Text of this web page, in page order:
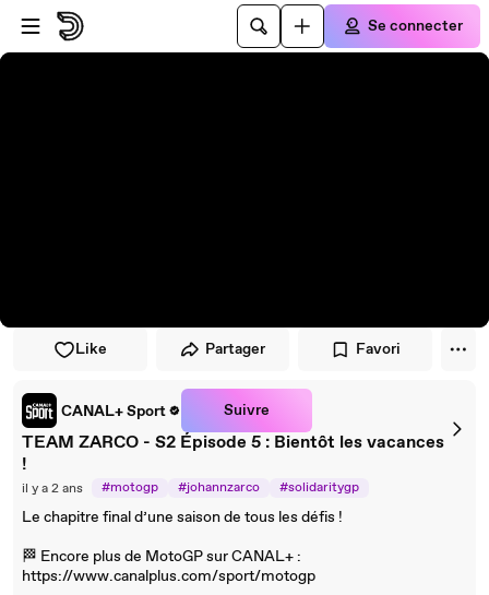
Passer au player
Passer au contenu principal
Se connecter
Like Partager Favori
CANAL+ Sport Suivre
TEAM ZARCO - S2 Épisode 5 : Bientôt les vacances
!
il y a 2 ans #motogp #johannzarco #solidaritygp
Le chapitre final d’une saison de tous les défis !
🏁 Encore plus de MotoGP sur CANAL+ :
https://www.canalplus.com/sport/motogp